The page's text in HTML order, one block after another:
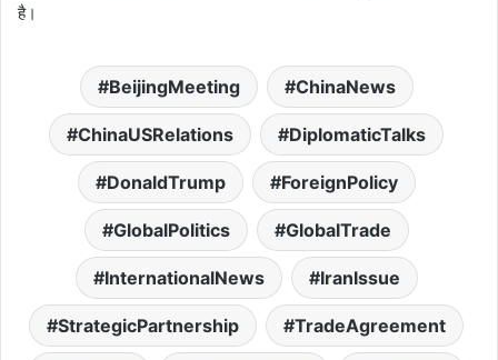
है।
BeijingMeeting ChinaNews
ChinaUSRelations DiplomaticTalks
DonaldTrump ForeignPolicy
GlobalPolitics GlobalTrade
InternationalNews IranIssue
StrategicPartnership TradeAgreement